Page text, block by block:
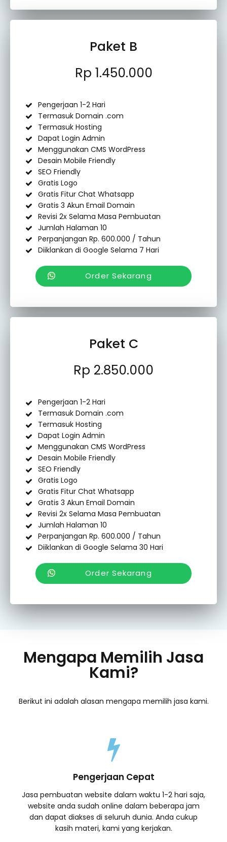
Paket B
Rp 1.450.000
Pengerjaan 1-2 Hari
Termasuk Domain .com
Termasuk Hosting
Dapat Login Admin
Menggunakan CMS WordPress
Desain Mobile Friendly
SEO Friendly
Gratis Logo
Gratis Fitur Chat Whatsapp
Gratis 3 Akun Email Domain
Revisi 2x Selama Masa Pembuatan
Jumlah Halaman 10
Perpanjangan Rp. 600.000 / Tahun
Diiklankan di Google Selama 7 Hari
Order Sekarang
Paket C
Rp 2.850.000
Pengerjaan 1-2 Hari
Termasuk Domain .com
Termasuk Hosting
Dapat Login Admin
Menggunakan CMS WordPress
Desain Mobile Friendly
SEO Friendly
Gratis Logo
Gratis Fitur Chat Whatsapp
Gratis 3 Akun Email Domain
Revisi 2x Selama Masa Pembuatan
Jumlah Halaman 10
Perpanjangan Rp. 600.000 / Tahun
Diiklankan di Google Selama 30 Hari
Order Sekarang
Mengapa Memilih Jasa
Kami?
Berikut ini adalah alasan mengapa memilih jasa kami.
Pengerjaan Cepat
Jasa pembuatan website dalam waktu 1-2 hari saja,
website anda sudah online dalam beberapa jam
dan dapat diakses di seluruh dunia. Anda cukup
kasih materi, kami yang kerjakan.